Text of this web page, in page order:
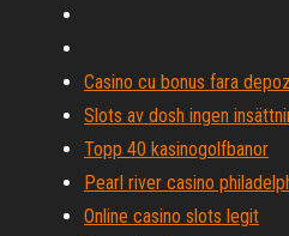
Casino cu bonus fara
Slots av dosh ingen
Topp 40 kasinogolfbanor
Pearl river casino
Online casino slots legit